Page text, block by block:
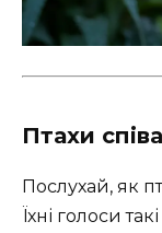
Птахи
Послухай, як
Їхні голоси